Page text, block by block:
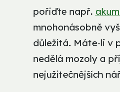
pořiďte např.
mnohonásobně
důležitá. Máte-li v
nedělá mozoly a
nejužitečnějších